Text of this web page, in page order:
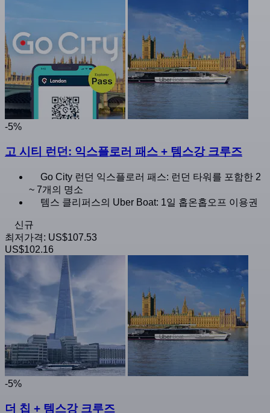
-5%
고 시티 런던: 익스플로러 패스 + 템스강 크루즈
Go City 런던 익스플로러 패스: 런던 타워를 포함한 2
~ 7개의 명소
템스 클리퍼스의 Uber Boat: 1일 홉온홉오프 이용권
신규
최저가격: US$107.53
US$102.16
-5%
더 칩 + 템스강 크루즈